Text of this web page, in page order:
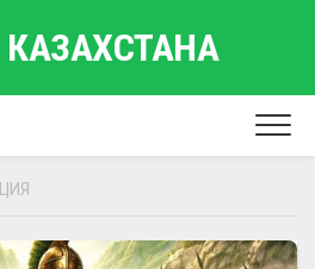
КАЗАХСТАНА